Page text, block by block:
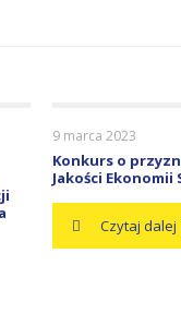
9 marca 2023
Konkurs o
Jakości Ekonomii
Czytaj dalej